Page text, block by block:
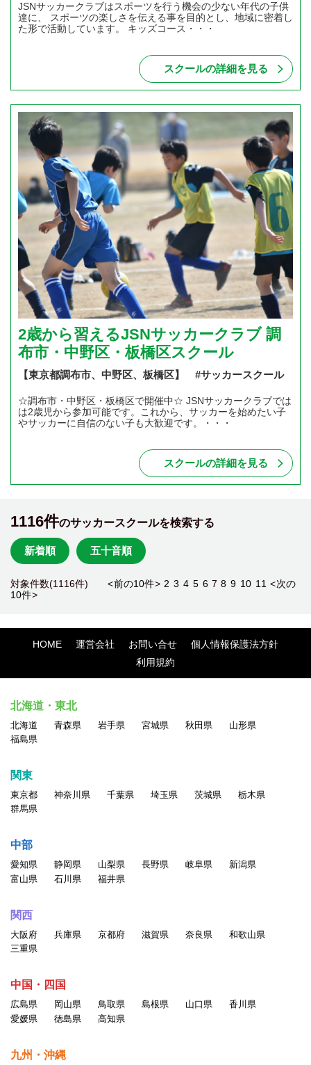
JSNサッカークラブはスポーツを行う機会の少ない年代の子供
達に、 スポーツの楽しさを伝える事を目的とし、地域に密着し
た形で活動しています。 キッズコース・・・
スクールの詳細を見る
2歳から習えるJSNサッカークラブ 調
布市・中野区・板橋区スクール
【東京都調布市、中野区、板橋区】 #サッカースクール
☆調布市・中野区・板橋区で開催中☆ JSNサッカークラブでは
は2歳児から参加可能です。これから、サッカーを始めたい子
やサッカーに自信のない子も大歓迎です。・・・
スクールの詳細を見る
1116件のサッカースクールを検索する
新着順 五十音順
対象件数(1116件) <前の10件> 2 3 4 5 6 7 8 9 10 11 <次の
10件>
HOME 運営会社 お問い合せ
個人情報保護法方針
利用規約
北海道・東北
北海道 青森県 岩手県 宮城県 秋田県
山形県
福島県
関東
東京都 神奈川県 千葉県 埼玉県 茨城県
栃木県
群馬県
中部
愛知県 静岡県 山梨県 長野県 岐阜県
新潟県
富山県
石川県 福井県
関西
大阪府 兵庫県 京都府 滋賀県 奈良県
和歌山県
三重県
中国・四国
広島県 岡山県 鳥取県 島根県 山口県
香川県
愛媛県
徳島県 高知県
九州・沖縄